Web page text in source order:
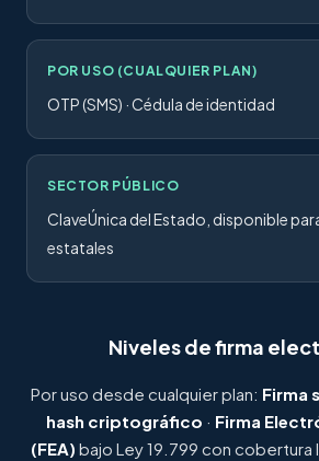
POR USO (CUALQUIER PLAN)
OTP (SMS) · Cédula de identidad
SECTOR PÚBLICO
ClaveÚnica del Estado, disponible
estatales
Niveles de firma
Por uso desde cualquier plan: Firma
hash criptográfico · Firma
(FEA) bajo Ley 19.799 con cobertura